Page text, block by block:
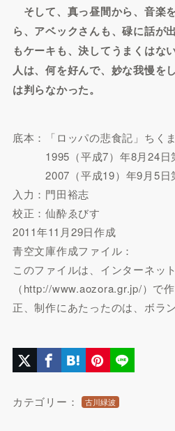
そして、真っ昼間から、音楽
ら、アベックさんも、碌に話が
もケーキも、決してうまくはな
人は、何を好んで、妙な我慢を
は判らなかった。
底本：「ロッパの悲食記」ちく
1995（平成7）年8月24日
2007（平成19）年9月5日
入力：門田裕志
校正：仙酔ゑびす
2011年11月29日作成
青空文庫作成ファイル：
このファイルは、インターネッ
（http://www.aozora.gr.jp/）で
正、制作にあたったのは、ボラ
カテゴリー： 古川緑波